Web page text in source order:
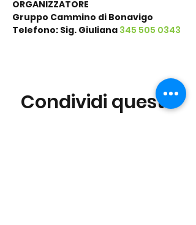
ORGANIZZATORE
Gruppo Cammino di Bonavigo
Telefono: Sig. Giuliana 345 505 0343
Condividi questo